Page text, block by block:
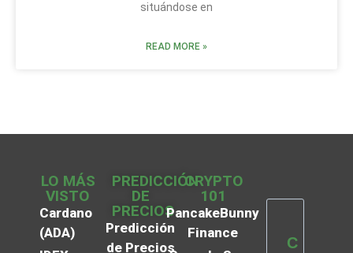
situándose en
READ MORE »
LO MÁS
VISTO
Cardano
(ADA)
PREDICCIÓN
DE
PRECIOS
Predicción
de Precios
CRYPTO
101
PancakeBunny
Finance
C